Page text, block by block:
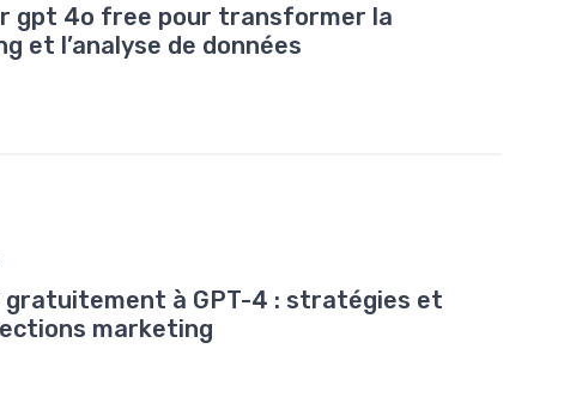
gpt 4o free pour transformer la
et l’analyse de données
gratuitement à GPT-4 : stratégies et
marketing